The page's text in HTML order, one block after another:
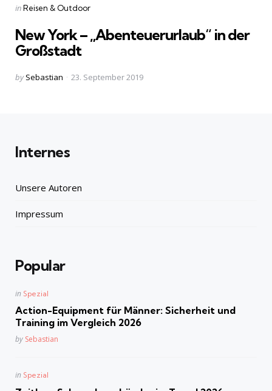
Categories
Posted
inReisen & Outdoor
New York – „Abenteuerurlaub“ in der
Großstadt
Posted
by Sebastian 23. September 2019
Internes
Unsere Autoren
Impressum
Popular
Posted
in Spezial
Action-Equipment für Männer: Sicherheit und
Training im Vergleich 2026
Posted
by Sebastian
Posted
in Spezial